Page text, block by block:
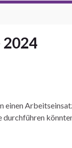
2024